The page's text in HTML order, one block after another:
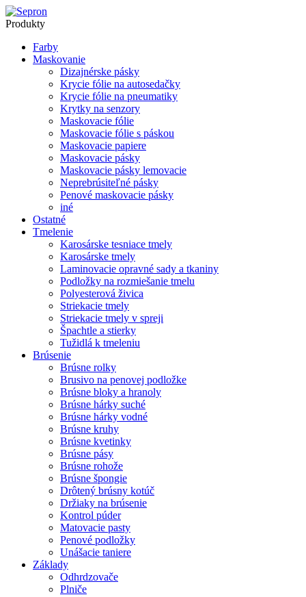
Produkty
Farby
Maskovanie
Dizajnérske pásky
Krycie fólie na autosedačky
Krycie fólie na pneumatiky
Krytky na senzory
Maskovacie fólie
Maskovacie fólie s páskou
Maskovacie papiere
Maskovacie pásky
Maskovacie pásky lemovacie
Neprebrúsiteľné pásky
Penové maskovacie pásky
iné
Ostatné
Tmelenie
Karosárske tesniace tmely
Karosárske tmely
Laminovacie opravné sady a tkaniny
Podložky na rozmiešanie tmelu
Polyesterová živica
Striekacie tmely
Striekacie tmely v spreji
Špachtle a stierky
Tužidlá k tmeleniu
Brúsenie
Brúsne rolky
Brusivo na penovej podložke
Brúsne bloky a hranoly
Brúsne hárky suché
Brúsne hárky vodné
Brúsne kruhy
Brúsne kvetinky
Brúsne pásy
Brúsne rohože
Brúsne špongie
Drôtený brúsny kotúč
Držiaky na brúsenie
Kontrol púder
Matovacie pasty
Penové podložky
Unášacie taniere
Základy
Odhrdzovače
Plniče